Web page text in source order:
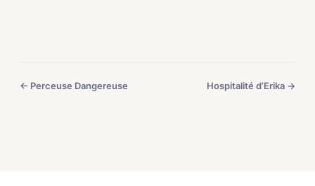
← Perceuse Dangereuse Hospitalité d’Erika →